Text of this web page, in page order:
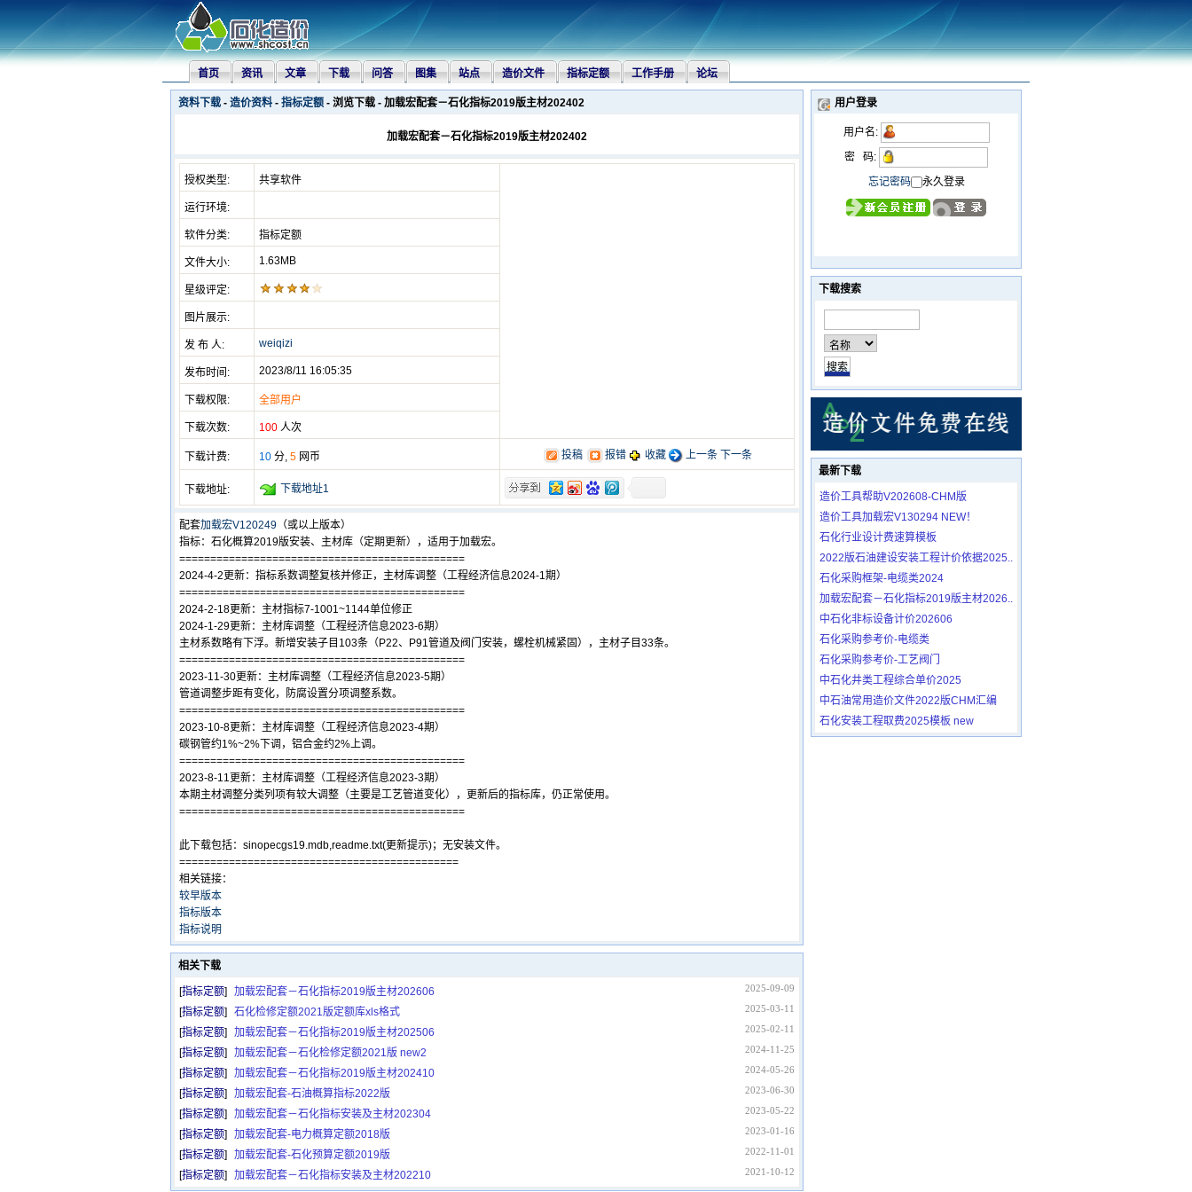
首页 资讯 文章 下载 问答 图集 站点 造价文件 指标定额 工作手册 论坛
资料下载 - 造价资料 - 指标定额 - 浏览下载 - 加载宏配套－石化指标2019版主材202402
加载宏配套－石化指标2019版主材202402
授权类型: 共享软件
运行环境:
软件分类: 指标定额
文件大小: 1.63MB
星级评定:
图片展示:
发 布 人: weiqizi
发布时间: 2023/8/11 16:05:35
下载权限: 全部用户
下载次数: 100 人次
下载计费: 10 分, 5 网币 投稿 报错 收藏 上一条 下一条
下载地址: 下载地址1
配套加载宏V120249 （或以上版本）
指标：石化概算2019版安装、主材库（定期更新），适用于加载宏。
==============================================
2024-4-2更新：指标系数调整复核并修正，主材库调整（工程经济信息2024-1期）
==============================================
2024-2-18更新：主材指标7-1001~1144单位修正
2024-1-29更新：主材库调整（工程经济信息2023-6期）
主材系数略有下浮。新增安装子目103条（P22、P91管道及阀门安装，螺栓机械紧固），主材子目33条。
==============================================
2023-11-30更新：主材库调整（工程经济信息2023-5期）
管道调整步距有变化，防腐设置分项调整系数。
==============================================
2023-10-8更新：主材库调整（工程经济信息2023-4期）
碳钢管约1%~2%下调，铝合金约2%上调。
==============================================
2023-8-11更新：主材库调整（工程经济信息2023-3期）
本期主材调整分类列项有较大调整（主要是工艺管道变化），更新后的指标库，仍正常使用。
==============================================
此下载包括：sinopecgs19.mdb,readme.txt(更新提示)；无安装文件。
=============================================
相关链接：
较早版本
指标版本
指标说明
相关下载
2025-09-09
[指标定额] 加载宏配套－石化指标2019版主材202606
2025-03-11
[指标定额] 石化检修定额2021版定额库xls格式
2025-02-11
[指标定额] 加载宏配套－石化指标2019版主材202506
2024-11-25
[指标定额] 加载宏配套－石化检修定额2021版 new2
2024-05-26
[指标定额] 加载宏配套－石化指标2019版主材202410
2023-06-30
[指标定额] 加载宏配套-石油概算指标2022版
2023-05-22
[指标定额] 加载宏配套－石化指标安装及主材202304
2023-01-16
[指标定额] 加载宏配套-电力概算定额2018版
2022-11-01
[指标定额] 加载宏配套-石化预算定额2019版
2021-10-12
[指标定额] 加载宏配套－石化指标安装及主材202210
用户登录
用户名:
密 码:
忘记密码
永久登录
下载搜索
最新下载
造价工具帮助V202608-CHM版
造价工具加载宏V130294 NEW！
石化行业设计费速算模板
2022版石油建设安装工程计价依据2025..
石化采购框架-电缆类2024
加载宏配套－石化指标2019版主材2026..
中石化非标设备计价202606
石化采购参考价-电缆类
石化采购参考价-工艺阀门
中石化井类工程综合单价2025
中石油常用造价文件2022版CHM汇编
石化安装工程取费2025模板 new